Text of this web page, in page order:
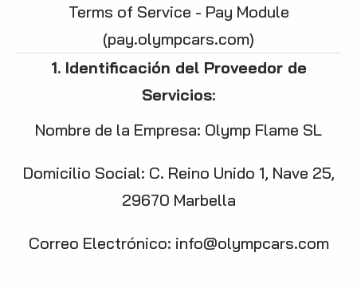
Terms of Service - Pay Module
(pay.olympcars.com)
1. Identificación del Proveedor de
Servicios:
Nombre de la Empresa: Olymp Flame SL
Domicilio Social: C. Reino Unido 1, Nave 25,
29670 Marbella
Correo Electrónico: info@olympcars.com